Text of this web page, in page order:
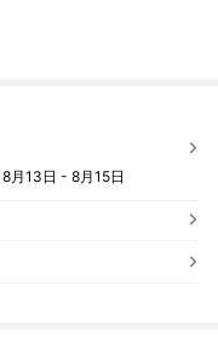
8月13日 - 8月15日